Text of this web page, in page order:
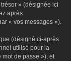
» (désignée ici
après
« vos messages »).
(désigné ci-après
utilisé pour la
de passe »), et